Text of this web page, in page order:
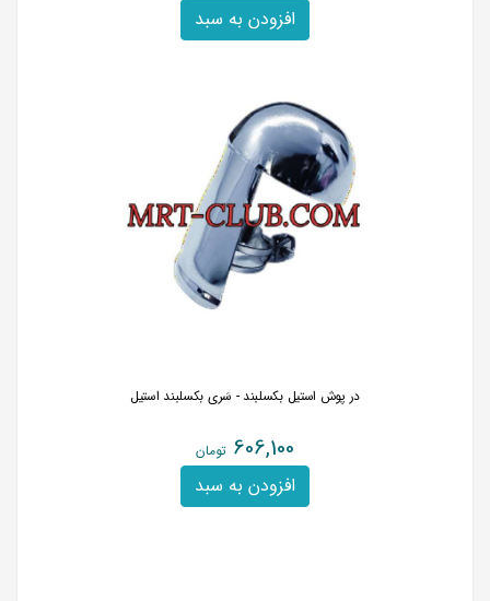
افزودن به سبد
در پوش استیل بکسلبند - سَری بکسلبند استیل
606,100 تومان
افزودن به سبد